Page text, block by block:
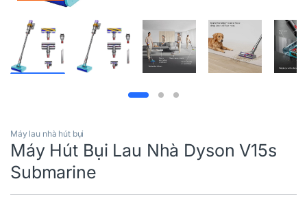
Máy lau nhà hút bụi
Máy Hút Bụi Lau Nhà Dyson V15s
Submarine